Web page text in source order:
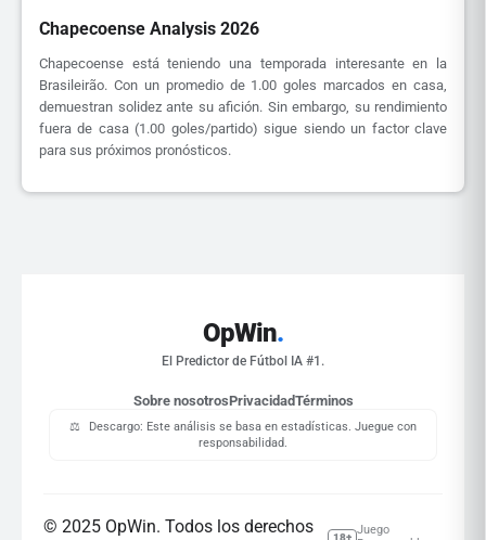
Chapecoense Analysis 2026
Chapecoense está teniendo una temporada interesante en la
Brasileirão. Con un promedio de 1.00 goles marcados en casa,
demuestran solidez ante su afición. Sin embargo, su rendimiento
fuera de casa (1.00 goles/partido) sigue siendo un factor clave
para sus próximos pronósticos.
OpWin.
El Predictor de Fútbol IA #1.
Sobre nosotrosPrivacidadTérminos
⚖️
Descargo: Este análisis se basa en estadísticas. Juegue con
responsabilidad.
© 2025 OpWin. Todos los derechos
18+ Juego